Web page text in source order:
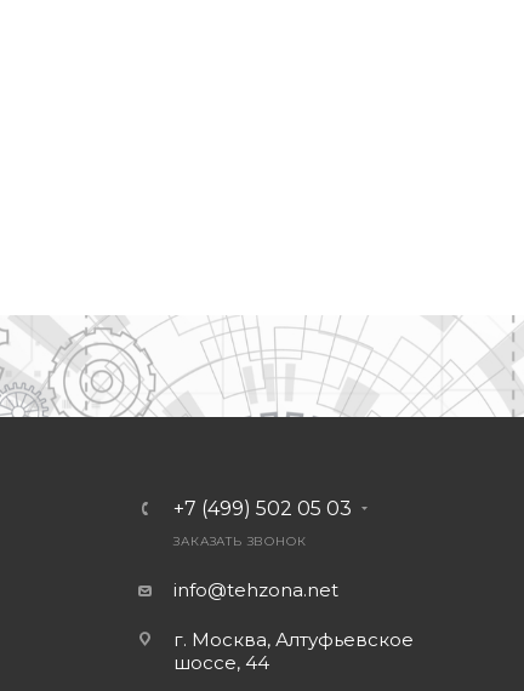
+7 (499) 502 05 03
ЗАКАЗАТЬ ЗВОНОК
info@tehzona.net
г. Москва, Алтуфьевское
шоссе, 44